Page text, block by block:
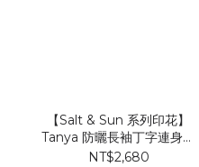
【Salt & Sun 系列印花】
Tanya 防曬長袖丁字連身泳
裝
NT$2,680